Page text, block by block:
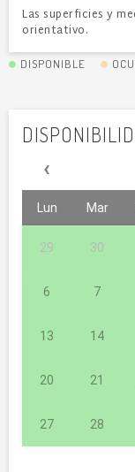
Las superficies y
orientativo.
DISPONIBLE
‹
Lun Mar
29 30
6 7
13 14
20 21
27 28